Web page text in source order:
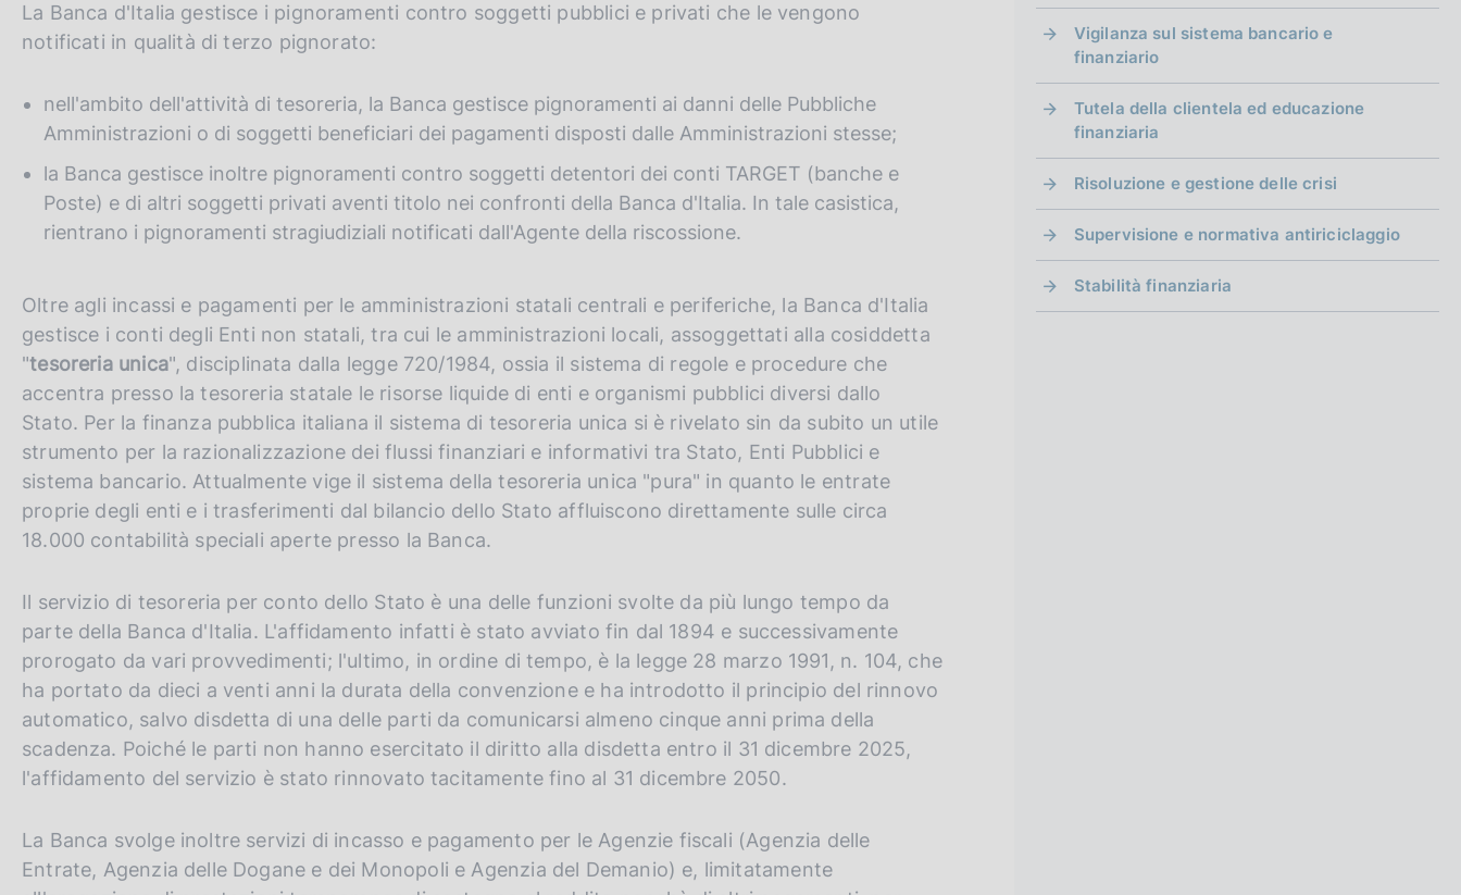
La Banca d'Italia gestisce i pignoramenti contro soggetti pubblici e privati che le vengono
notificati in qualità di terzo pignorato:
nell'ambito dell'attività di tesoreria, la Banca gestisce pignoramenti ai danni delle Pubbliche
Amministrazioni o di soggetti beneficiari dei pagamenti disposti dalle Amministrazioni stesse;
la Banca gestisce inoltre pignoramenti contro soggetti detentori dei conti TARGET (banche e
Poste) e di altri soggetti privati aventi titolo nei confronti della Banca d'Italia. In tale casistica,
rientrano i pignoramenti stragiudiziali notificati dall'Agente della riscossione.
Oltre agli incassi e pagamenti per le amministrazioni statali centrali e periferiche, la Banca d'Italia
gestisce i conti degli Enti non statali, tra cui le amministrazioni locali, assoggettati alla cosiddetta
"tesoreria unica", disciplinata dalla legge 720/1984, ossia il sistema di regole e procedure che
accentra presso la tesoreria statale le risorse liquide di enti e organismi pubblici diversi dallo
Stato. Per la finanza pubblica italiana il sistema di tesoreria unica si è rivelato sin da subito un utile
strumento per la razionalizzazione dei flussi finanziari e informativi tra Stato, Enti Pubblici e
sistema bancario. Attualmente vige il sistema della tesoreria unica "pura" in quanto le entrate
proprie degli enti e i trasferimenti dal bilancio dello Stato affluiscono direttamente sulle circa
18.000 contabilità speciali aperte presso la Banca.
Il servizio di tesoreria per conto dello Stato è una delle funzioni svolte da più lungo tempo da
parte della Banca d'Italia. L'affidamento infatti è stato avviato fin dal 1894 e successivamente
prorogato da vari provvedimenti; l'ultimo, in ordine di tempo, è la legge 28 marzo 1991, n. 104, che
ha portato da dieci a venti anni la durata della convenzione e ha introdotto il principio del rinnovo
automatico, salvo disdetta di una delle parti da comunicarsi almeno cinque anni prima della
scadenza. Poiché le parti non hanno esercitato il diritto alla disdetta entro il 31 dicembre 2025,
l'affidamento del servizio è stato rinnovato tacitamente fino al 31 dicembre 2050.
La Banca svolge inoltre servizi di incasso e pagamento per le Agenzie fiscali (Agenzia delle
Entrate, Agenzia delle Dogane e dei Monopoli e Agenzia del Demanio) e, limitatamente
Vigilanza sul sistema bancario e
finanziario
Tutela della clientela ed educazione
finanziaria
Risoluzione e gestione delle crisi
Supervisione e normativa antiriciclaggio
Stabilità finanziaria